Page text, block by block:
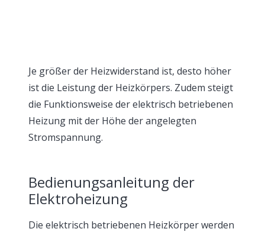
Je größer der Heizwiderstand ist, desto höher
ist die Leistung der Heizkörpers. Zudem steigt
die Funktionsweise der elektrisch betriebenen
Heizung mit der Höhe der angelegten
Stromspannung.
Bedienungsanleitung der
Elektroheizung
Die elektrisch betriebenen Heizkörper werden